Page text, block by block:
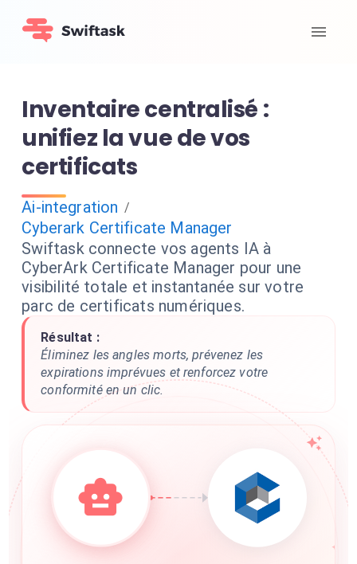
Inventaire centralisé :
unifiez la vue de vos
certificats
Ai-integration /
Cyberark Certificate Manager
Swiftask connecte vos agents IA à
CyberArk Certificate Manager pour une
visibilité totale et instantanée sur votre
parc de certificats numériques.
Résultat :
Éliminez les angles morts, prévenez les
expirations imprévues et renforcez votre
conformité en un clic.